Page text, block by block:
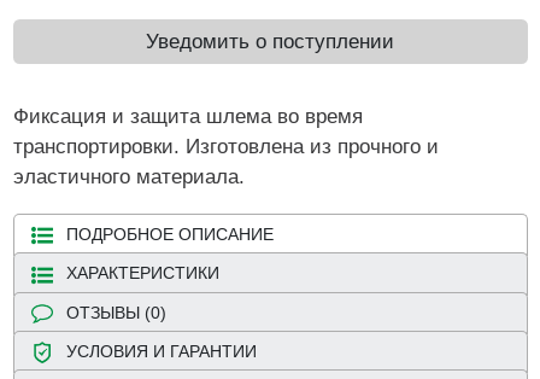
Уведомить о поступлении
Фиксация и защита шлема во время
транспортировки. Изготовлена из прочного и
эластичного материала.
ПОДРОБНОЕ ОПИСАНИЕ
ХАРАКТЕРИСТИКИ
ОТЗЫВЫ (0)
УСЛОВИЯ И ГАРАНТИИ